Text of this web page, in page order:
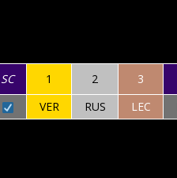
SC 1 2 3
VER RUS LEC